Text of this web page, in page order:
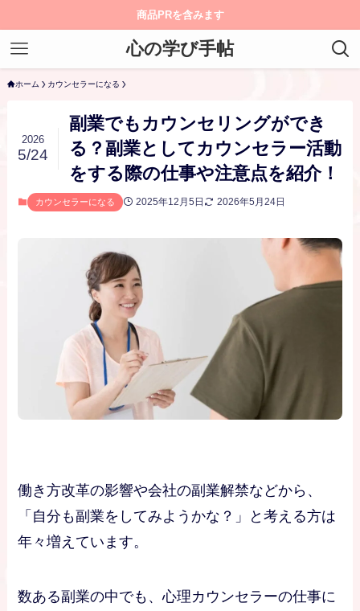
商品PRを含みます
心の学び手帖
ホーム カウンセラーになる
副業でもカウンセリングができ
る？副業としてカウンセラー活動
をする際の仕事や注意点を紹介！
2026
5/24
カウンセラーになる 2025年12月5日 2026年5月24日
働き方改革の影響や会社の副業解禁などから、
「自分も副業をしてみようかな？」と考える方は
年々増えています。
数ある副業の中でも、心理カウンセラーの仕事に